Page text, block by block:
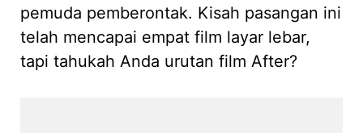
pemuda pemberontak. Kisah pasangan ini
telah mencapai empat film layar lebar,
tapi tahukah Anda urutan film After?